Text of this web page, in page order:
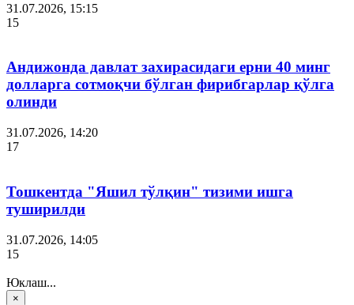
31.07.2026, 15:15
15
Андижонда давлат захирасидаги ерни 40 минг
долларга сотмоқчи бўлган фирибгарлар қўлга
олинди
31.07.2026, 14:20
17
Тошкентда "Яшил тўлқин" тизими ишга
туширилди
31.07.2026, 14:05
15
Юклаш...
×